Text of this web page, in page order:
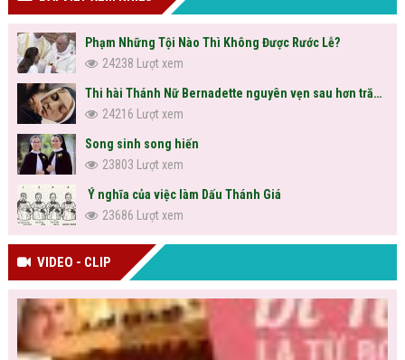
Phạm Những Tội Nào Thì Không Được Rước Lễ?
24238 Lượt xem
Thi hài Thánh Nữ Bernadette nguyên vẹn sau hơn trăm năm
24216 Lượt xem
Song sinh song hiến
23803 Lượt xem
Ý nghĩa của việc làm Dấu Thánh Giá
23686 Lượt xem
VIDEO - CLIP